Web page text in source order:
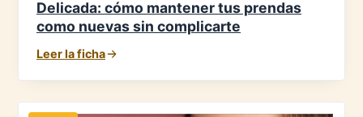
Delicada: cómo mantener tus prendas
como nuevas sin complicarte
Leer la ficha